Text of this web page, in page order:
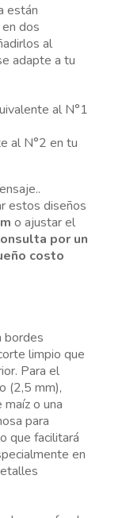
están
dos
al
adapte a tu
al N°1
al N°2 en tu
estos diseños
o ajustar el
por un
costo
bordes
limpio que
Para el
(2,5 mm),
o una
para
que facilitará
en